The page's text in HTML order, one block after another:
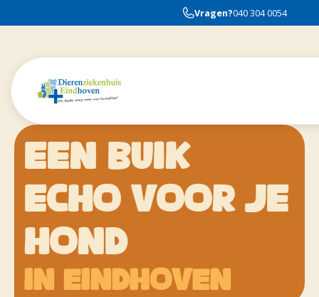
Vragen?040 304 0054
EEN BUIK
ECHO VOOR JE
HOND
in Eindhoven